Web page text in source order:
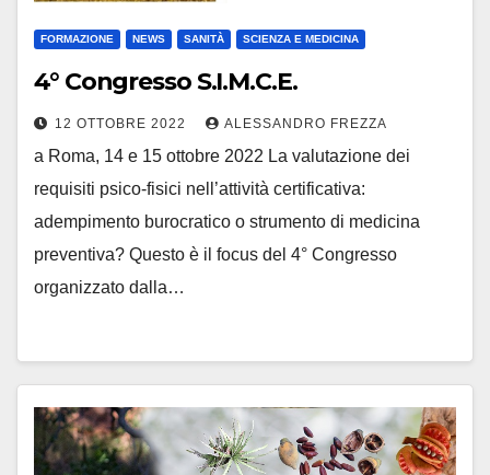
FORMAZIONE NEWS SANITÀ SCIENZA E MEDICINA
4° Congresso S.I.M.C.E.
12 OTTOBRE 2022 ALESSANDRO FREZZA
a Roma, 14 e 15 ottobre 2022 La valutazione dei
requisiti psico-fisici nell’attività certificativa:
adempimento burocratico o strumento di medicina
preventiva? Questo è il focus del 4° Congresso
organizzato dalla…